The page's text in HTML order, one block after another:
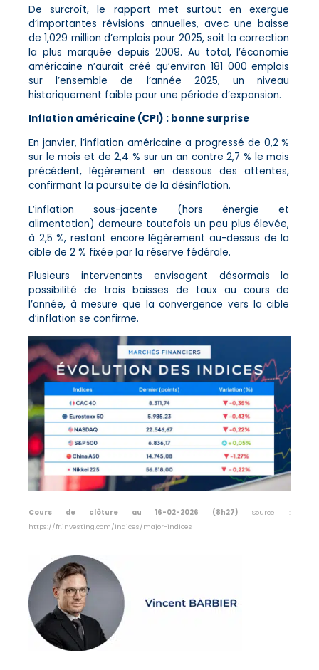
De surcroît, le rapport met surtout en exergue
d’importantes révisions annuelles, avec une baisse
de 1,029 million d’emplois pour 2025, soit la correction
la plus marquée depuis 2009. Au total, l’économie
américaine n’aurait créé qu’environ 181 000 emplois
sur l’ensemble de l’année 2025, un niveau
historiquement faible pour une période d’expansion.
Inflation américaine (CPI) : bonne surprise
En janvier, l’inflation américaine a progressé de 0,2 %
sur le mois et de 2,4 % sur un an contre 2,7 % le mois
précédent, légèrement en dessous des attentes,
confirmant la poursuite de la désinflation.
L’inflation sous-jacente (hors énergie et
alimentation) demeure toutefois un peu plus élevée,
à 2,5 %, restant encore légèrement au-dessus de la
cible de 2 % fixée par la réserve fédérale.
Plusieurs intervenants envisagent désormais la
possibilité de trois baisses de taux au cours de
l’année, à mesure que la convergence vers la cible
d’inflation se confirme.
Cours de clôture au 16-02-2026 (8h27) Source :
https://fr.investing.com/indices/major-indices